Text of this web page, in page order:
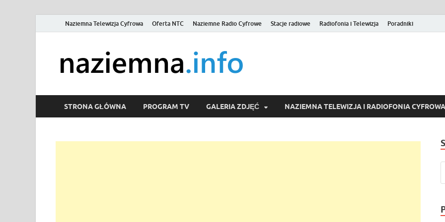
Naziemna Telewizja Cyfrowa Oferta NTC Naziemne Radio Cyfrowe Stacje radiowe Radiofonia i Telewizja Poradniki
Wideo online, VOD
STRONA GŁÓWNA PROGRAM TV GALERIA ZDJĘĆ NAZIEMNA TELEWIZJA I RADIOFONIA CYFROWA